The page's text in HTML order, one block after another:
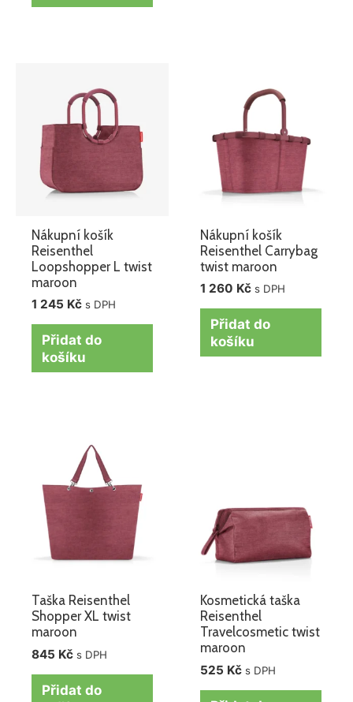
Nákupní košík
Reisenthel
Loopshopper L twist
maroon
1 245 Kč s DPH
Přidat do
košíku
Nákupní košík
Reisenthel Carrybag
twist maroon
1 260 Kč s DPH
Přidat do
košíku
Taška Reisenthel
Shopper XL twist
maroon
845 Kč s DPH
Přidat do
Kosmetická taška
Reisenthel
Travelcosmetic twist
maroon
525 Kč s DPH